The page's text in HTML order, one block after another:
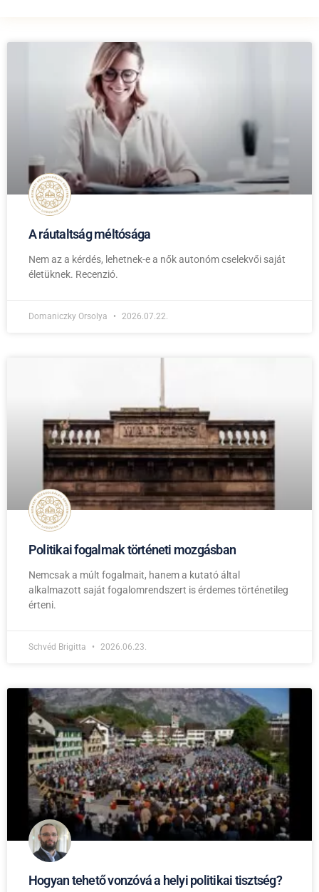
A ráutaltság méltósága
Nem az a kérdés, lehetnek-e a nők autonóm cselekvői saját
életüknek. Recenzió.
Domaniczky Orsolya 2026.07.22.
Politikai fogalmak történeti mozgásban
Nemcsak a múlt fogalmait, hanem a kutató által
alkalmazott saját fogalomrendszert is érdemes történetileg
érteni.
Schvéd Brigitta 2026.06.23.
Hogyan tehető vonzóvá a helyi politikai tisztség?